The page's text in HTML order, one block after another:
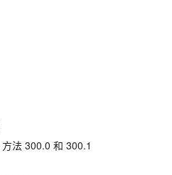
法 300.0 和 300.1